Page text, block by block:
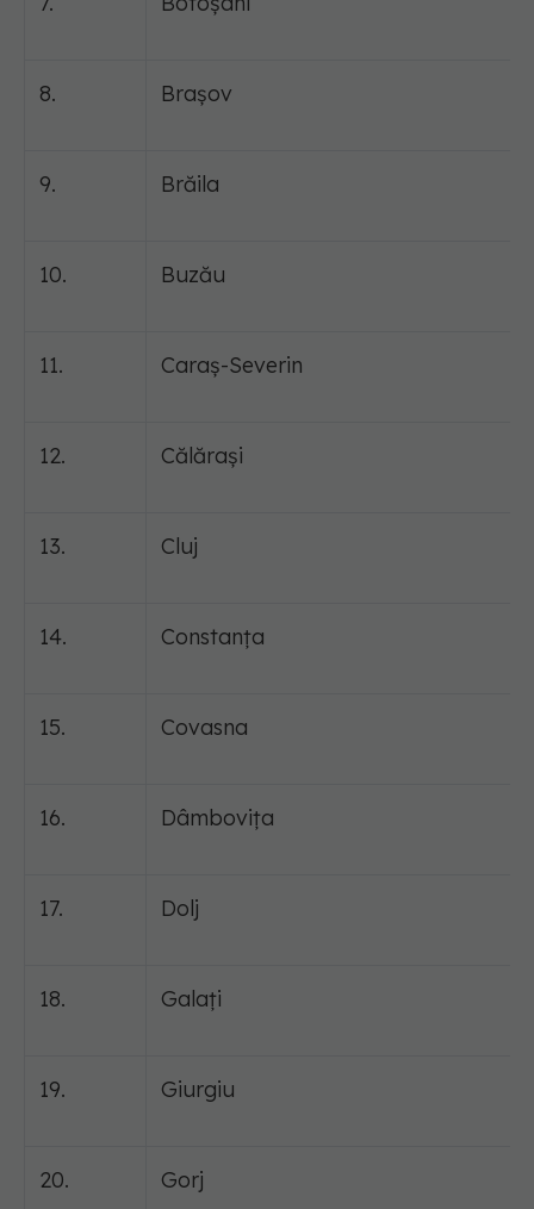
8. Brașov
9. Brăila
10. Buzău
11. Caraș-Severin
12. Călărași
13. Cluj
14. Constanța
15. Covasna
16. Dâmbovița
17. Dolj
18. Galați
19. Giurgiu
20. Gorj